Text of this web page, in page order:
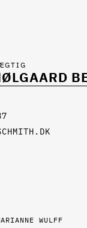
WULFF